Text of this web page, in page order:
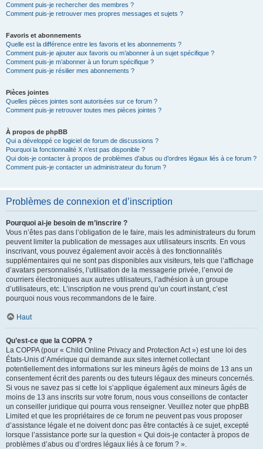
Comment puis-je rechercher des membres ?
Comment puis-je retrouver mes propres messages et sujets ?
Favoris et abonnements
Quelle est la différence entre les favoris et les abonnements ?
Comment puis-je ajouter aux favoris ou m’abonner à un sujet spécifique ?
Comment puis-je m’abonner à un forum spécifique ?
Comment puis-je résilier mes abonnements ?
Pièces jointes
Quelles pièces jointes sont autorisées sur ce forum ?
Comment puis-je retrouver toutes mes pièces jointes ?
À propos de phpBB
Qui a développé ce logiciel de forum de discussions ?
Pourquoi la fonctionnalité X n’est pas disponible ?
Qui dois-je contacter à propos de problèmes d’abus ou d’ordres légaux liés à ce forum ?
Comment puis-je contacter un administrateur du forum ?
Problèmes de connexion et d’inscription
Pourquoi ai-je besoin de m’inscrire ?
Vous n’êtes pas dans l’obligation de le faire, mais les administrateurs du forum
peuvent limiter la publication de messages aux utilisateurs inscrits. En vous
inscrivant, vous pouvez également avoir accès à des fonctionnalités
supplémentaires qui ne sont pas disponibles aux visiteurs, tels que l’affichage
d’avatars personnalisés, l’utilisation de la messagerie privée, l’envoi de
courriers électroniques aux autres utilisateurs, l’adhésion à un groupe
d’utilisateurs, etc. L’inscription ne vous prend qu’un court instant, c’est
pourquoi nous vous recommandons de le faire.
Haut
Qu’est-ce que la COPPA ?
La COPPA (pour « Child Online Privacy and Protection Act ») est une loi des
États-Unis d’Amérique qui demande aux sites internet collectant
potentiellement des informations sur les mineurs âgés de moins de 13 ans un
consentement écrit des parents ou des tuteurs légaux des mineurs concernés.
Si vous ne savez pas si cette loi s’applique également aux mineurs âgés de
moins de 13 ans inscrits sur votre forum, nous vous conseillons de contacter
un conseiller juridique qui pourra vous renseigner. Veuillez noter que phpBB
Limited et que les propriétaires de ce forum ne peuvent pas vous proposer
d’assistance légale et ne doivent donc pas être contactés à ce sujet, excepté
lorsque l’assistance porte sur la question « Qui dois-je contacter à propos de
problèmes d’abus ou d’ordres légaux liés à ce forum ? ».